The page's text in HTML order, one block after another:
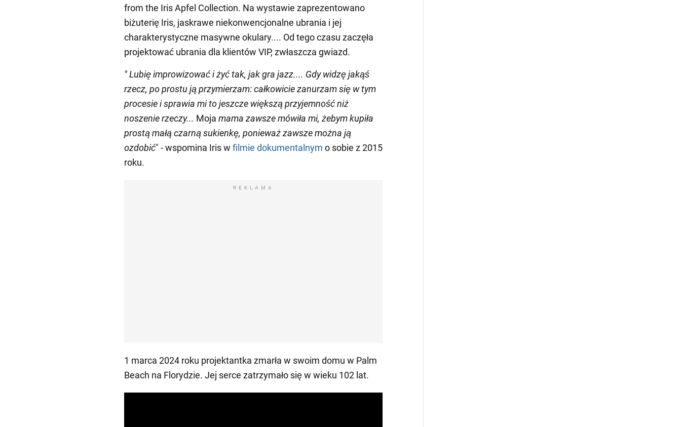
from the Iris Apfel Collection. Na wystawie zaprezentowano
biżuterię Iris, jaskrawe niekonwencjonalne ubrania i jej
charakterystyczne masywne okulary.... Od tego czasu zaczęła
projektować ubrania dla klientów VIP, zwłaszcza gwiazd.
"Lubię improwizować i żyć tak, jak gra jazz.... Gdy widzę jakąś
rzecz, po prostu ją przymierzam: całkowicie zanurzam się w tym
procesie i sprawia mi to jeszcze większą przyjemność niż
noszenie rzeczy... Moja mama zawsze mówiła mi, żebym kupiła
prostą małą czarną sukienkę, ponieważ zawsze można ją
ozdobić" - wspomina Iris w filmie dokumentalnym o sobie z 2015
roku.
REKLAMA
1 marca 2024 roku projektantka zmarła w swoim domu w Palm
Beach na Florydzie. Jej serce zatrzymało się w wieku 102 lat.